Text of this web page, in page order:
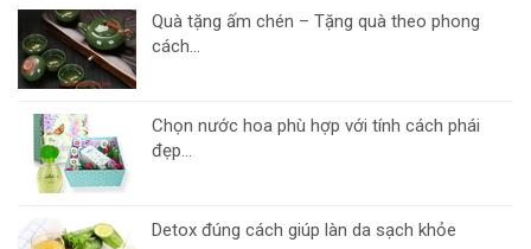
Quà tặng ấm chén – Tặng quà theo phong
cách...
Chọn nước hoa phù hợp với tính cách phái
đẹp...
Detox đúng cách giúp làn da sạch khỏe